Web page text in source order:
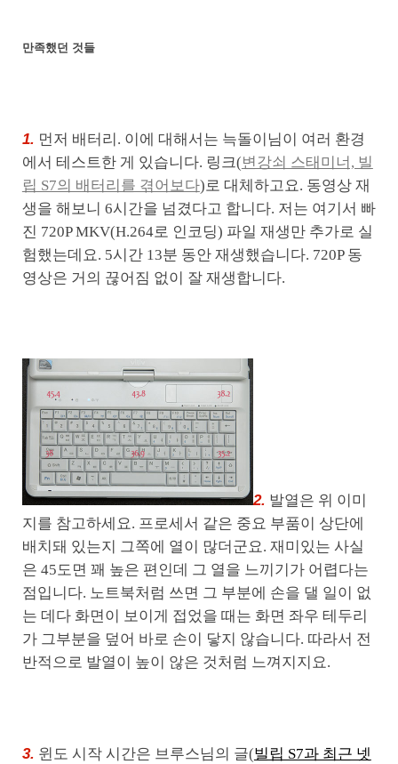
만족했던 것들
1. 먼저 배터리. 이에 대해서는 늑돌이님이 여러 환경
에서 테스트한 게 있습니다. 링크(변강쇠 스태미너, 빌
립 S7의 배터리를 겪어보다)로 대체하고요. 동영상 재
생을 해보니 6시간을 넘겼다고 합니다. 저는 여기서 빠
진 720P MKV(H.264로 인코딩) 파일 재생만 추가로 실
험했는데요. 5시간 13분 동안 재생했습니다. 720P 동
영상은 거의 끊어짐 없이 잘 재생합니다.
2. 발열은 위 이미
지를 참고하세요. 프로세서 같은 중요 부품이 상단에
배치돼 있는지 그쪽에 열이 많더군요. 재미있는 사실
은 45도면 꽤 높은 편인데 그 열을 느끼기가 어렵다는
점입니다. 노트북처럼 쓰면 그 부분에 손을 댈 일이 없
는 데다 화면이 보이게 접었을 때는 화면 좌우 테두리
가 그부분을 덮어 바로 손이 닿지 않습니다. 따라서 전
반적으로 발열이 높이 않은 것처럼 느껴지지요.
3. 윈도 시작 시간은 브루스님의 글(빌립 S7과 최근 넷